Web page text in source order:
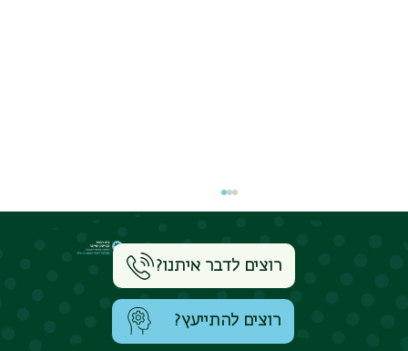
רוצים לדבר איתנו?
רוצים להתייעץ?